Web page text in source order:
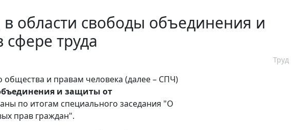
области свободы объединения и
труда
Труд
и правам человека (далее – СПЧ)
и защиты от
по итогам специального заседания "О
прав граждан".